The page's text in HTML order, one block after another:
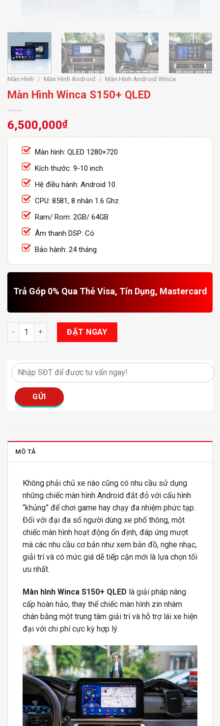
Màn Hình / Màn Hình Android / Màn Hình Android Winca
Màn Hình Winca S150+ QLED
6,500,000₫
Màn hình: QLED 1280×720
Kích thước: 9-10 inch
Hệ điều hành: Android 10
CPU: 8581, 8 nhân 1.6 Ghz
Ram/ Rom: 2GB/ 64GB
Âm thanh DSP: Có
Bảo hành: 24 tháng
Trả Góp 0% Qua Thẻ Visa, Tín Dụng, Mastercard
Màn Hình Winca S150+ QLED số lượng
ĐẶT NGAY
MÔ TẢ
Không phải chủ xe nào cũng có nhu cầu sử dụng
những chiếc màn hình Android đắt đỏ với cấu hình
“khủng” để chơi game hay chạy đa nhiệm phức tạp.
Đối với đại đa số người dùng xe phổ thông, một
chiếc màn hình hoạt động ổn định, đáp ứng mượt
mà các nhu cầu cơ bản như xem bản đồ, nghe nhạc,
giải trí và có mức giá dễ tiếp cận mới là lựa chọn tối
ưu nhất.
Màn hình Winca S150+ QLED là giải pháp nâng
cấp hoàn hảo, thay thế chiếc màn hình zin nhàm
chán bằng một trung tâm giải trí và hỗ trợ lái xe hiện
đại với chi phí cực kỳ hợp lý.